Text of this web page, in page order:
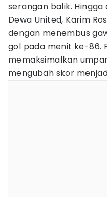
serangan balik.
Dewa United, Karim
dengan menembus
gol pada menit ke-86.
memaksimalkan
mengubah skor